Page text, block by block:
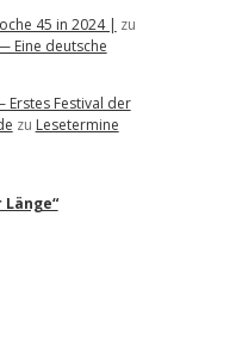
45 in 2024 | zu
Eine deutsche
Erstes Festival der
zu Lesetermine